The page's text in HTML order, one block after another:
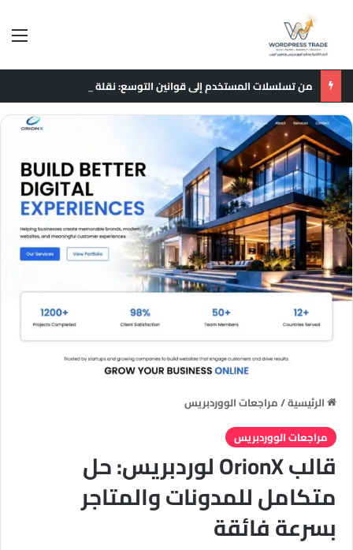
الرئيسية/مراجعات الووردبريس
مراجعات الووردبريس
قالب OrionX لوردبريس: حل
متكامل للمدونات والمتاجر
بسرعة فائقة